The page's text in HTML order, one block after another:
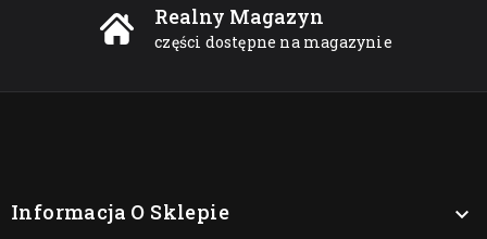
Realny Magazyn
części dostępne na magazynie
Informacja O Sklepie 